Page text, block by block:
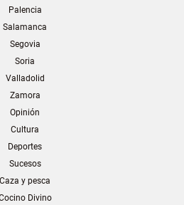
Palencia
Salamanca
Segovia
Soria
Valladolid
Zamora
Opinión
Cultura
Deportes
Sucesos
Caza y pesca
Divino